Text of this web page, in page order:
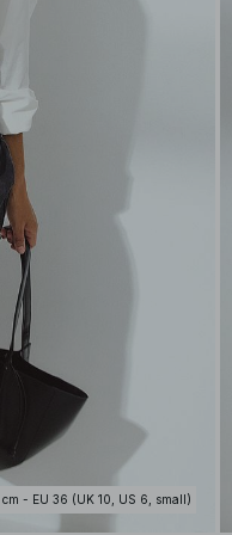
cm - EU 36 (UK 10, US 6, small)